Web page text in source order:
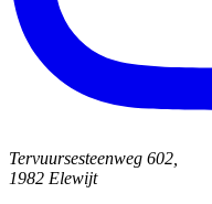
Tervuursesteenweg 602,
1982 Elewijt